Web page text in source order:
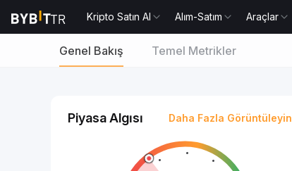
Kripto Satın Al Alım-Satım Araçlar
Genel Bakış Temel Metrikler
Piyasa Algısı Daha Fazla Görüntüleyin